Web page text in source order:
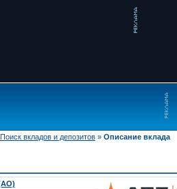
Поиск вкладов и депозитов » Описание вклада